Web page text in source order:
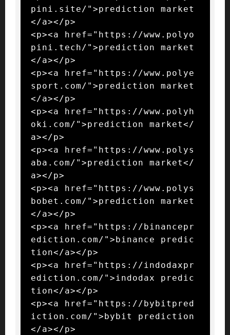
pini.site/">prediction market
</a></p>
<p><a href="https://www.polyo
pini.tech/">prediction market
</a></p>
<p><a href="https://www.polye
sport.com/">prediction market
</a></p>
<p><a href="https://www.polyh
oki.com/">prediction market</
a></p>
<p><a href="https://www.polys
aba.com/">prediction market</
a></p>
<p><a href="https://www.polys
bobet.com/">prediction market
</a></p>
<p><a href="https://binancepr
ediction.com/">binance predic
tion</a></p>
<p><a href="https://indodaxpr
ediction.com/">indodax predic
tion</a></p>
<p><a href="https://bybitpred
iction.com/">bybit prediction
</a></p>